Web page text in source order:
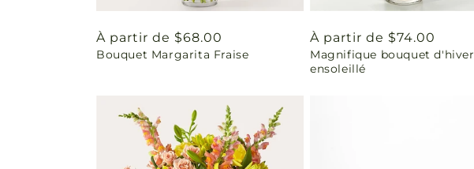
Prix
habituel
À partir de $68.00
Bouquet Margarita Fraise
Prix
habituel
À partir de $74.00
Magnifique bouquet d'hiver
ensoleillé